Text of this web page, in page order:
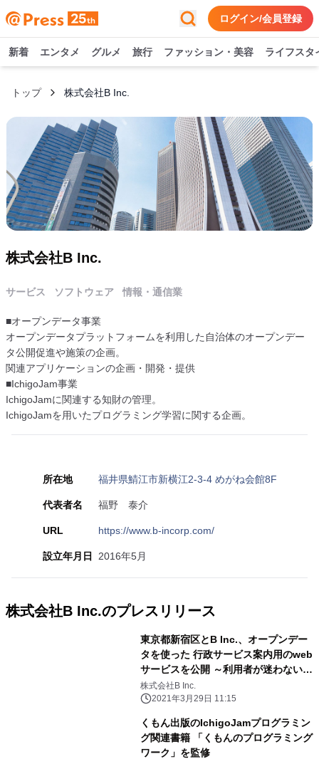
ログイン/会員登録
新着 エンタメ グルメ 旅行 ファッション・美容 ライフスタ
トップ 株式会社B Inc.
株式会社B Inc.
サービス ソフトウェア 情報・通信業
■オープンデータ事業
オープンデータプラットフォームを利用した自治体のオープンデー
タ公開促進や施策の企画。
関連アプリケーションの企画・開発・提供
■IchigoJam事業
IchigoJamに関連する知財の管理。
IchigoJamを用いたプログラミング学習に関する企画。
所在地 福井県鯖江市新横江2-3-4 めがね会館8F
代表者名 福野 泰介
URL https://www.b-incorp.com/
設立年月日 2016年5月
株式会社B Inc.のプレスリリース
東京都新宿区とB Inc.、オープンデー
タを使った 行政サービス案内用のweb
サービスを公開 ～利用者が迷わない窓
口案内を目指して～
株式会社B Inc.
2021年3月29日 11:15
くもん出版のIchigoJamプログラミン
グ関連書籍 「くもんのプログラミング
ワーク」を監修